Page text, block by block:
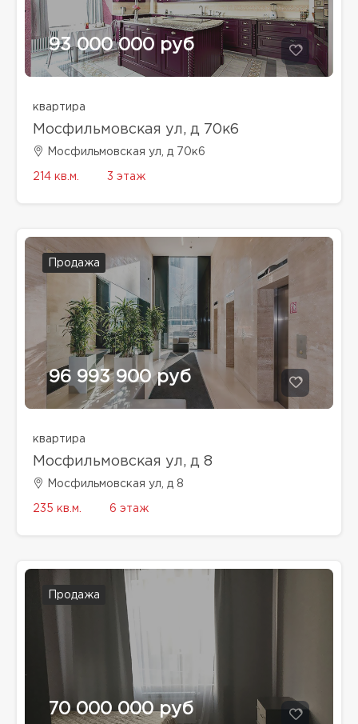
93 000 000 руб
квартира
Мосфильмовская ул, д 70к6
Мосфильмовская ул, д 70к6
214 кв.м. 3 этаж
Продажа
96 993 900 руб
квартира
Мосфильмовская ул, д 8
Мосфильмовская ул, д 8
235 кв.м. 6 этаж
Продажа
70 000 000 руб